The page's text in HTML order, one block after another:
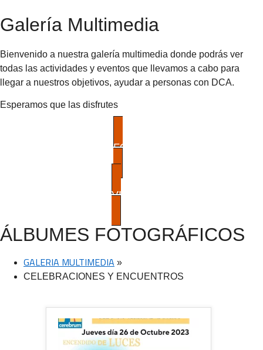
Menu
Galería Multimedia
Bienvenido a nuestra galería multimedia donde podrás ver
todas las actividades y eventos que llevamos a cabo para
llegar a nuestros objetivos, ayudar a personas con DCA.
Esperamos que las disfrutes
FOTOS
VIDEOS
ÁLBUMES FOTOGRÁFICOS
GALERIA MULTIMEDIA »
CELEBRACIONES Y ENCUENTROS